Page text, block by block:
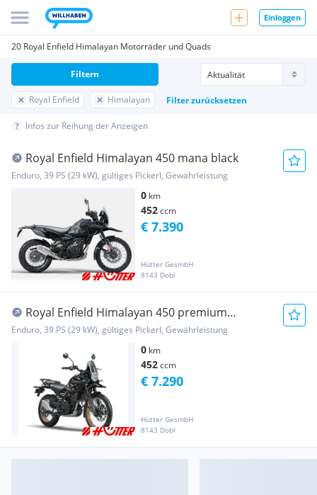
Einloggen
20 Royal Enfield Himalayan Motorräder und Quads
Royal Enfield Himalayan Filter zurücksetzen
Filtern
Infos zur Reihung der Anzeigen
Royal Enfield Himalayan 450 mana black
Enduro, 39 PS (29 kW), gültiges Pickerl, Gewährleistung
0 km
452ccm
Hütter GesmbH
8143 Dobl
€ 7.390
Royal Enfield Himalayan 450 premium
tubeless: hanle black
Enduro, 39 PS (29 kW), gültiges Pickerl, Gewährleistung
0 km
452ccm
Hütter GesmbH
8143 Dobl
€ 7.290